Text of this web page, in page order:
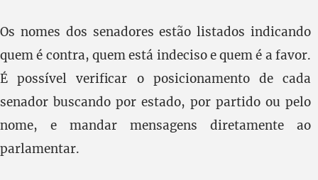
Os nomes dos senadores estão listados indicando
quem é contra, quem está indeciso e quem é a favor.
É possível verificar o posicionamento de cada
senador buscando por estado, por partido ou pelo
nome, e mandar mensagens diretamente ao
parlamentar.